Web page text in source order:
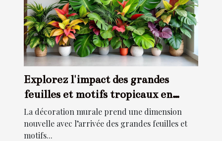
Explorez l'impact des grandes
feuilles et motifs tropicaux en
décoration murale
La décoration murale prend une dimension
nouvelle avec l’arrivée des grandes feuilles et
motifs...